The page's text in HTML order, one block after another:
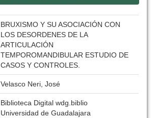
BRUXISMO Y SU ASOCIACIÓN CON
LOS DESORDENES DE LA
ARTICULACIÓN
TEMPOROMANDIBULAR ESTUDIO DE
CASOS Y CONTROLES.
Velasco Neri, José
Biblioteca Digital wdg.biblio
Universidad de Guadalajara